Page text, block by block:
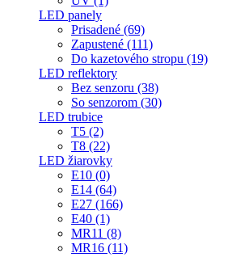
LED panely
Prisadené (69)
Zapustené (111)
Do kazetového stropu (19)
LED reflektory
Bez senzoru (38)
So senzorom (30)
LED trubice
T5 (2)
T8 (22)
LED žiarovky
E10 (0)
E14 (64)
E27 (166)
E40 (1)
MR11 (8)
MR16 (11)